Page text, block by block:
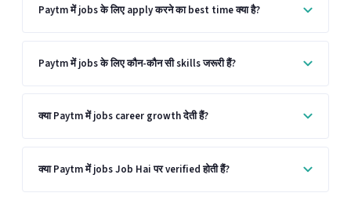
Paytm में jobs के लिए apply करने का best time क्या है?
Paytm में jobs के लिए कौन-कौन सी skills जरूरी हैं?
क्या Paytm में jobs career growth देती हैं?
क्या Paytm में jobs Job Hai पर verified होती हैं?